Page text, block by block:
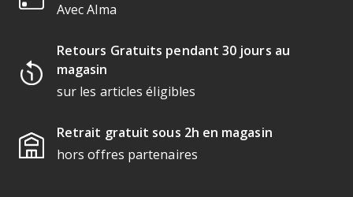
Avec Alma
Retours Gratuits pendant 30 jours au
magasin
sur les articles éligibles
Retrait gratuit sous 2h en magasin
hors offres partenaires